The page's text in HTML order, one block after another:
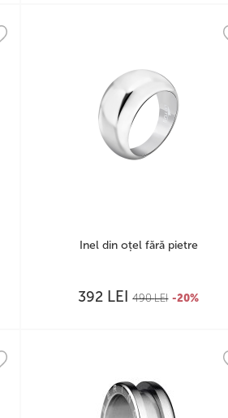
Inel din oțel fără pietre
392 LEI 490LEI -20%